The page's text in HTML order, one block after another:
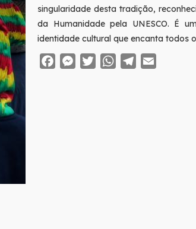
singularidade desta tradição,
da Humanidade pela UNESCO. É
identidade cultural que encanta todos
FacebookMessenger
TwitterWhatsAppTelegram